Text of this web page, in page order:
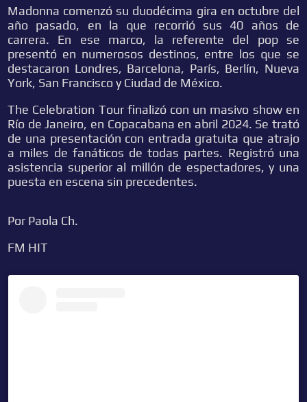
Madonna comenzó su duodécima gira en octubre del
año pasado, en la que recorrió sus 40 años de
carrera. En ese marco, la referente del pop se
presentó en numerosos destinos, entre los que se
destacaron Londres, Barcelona, París, Berlín, Nueva
York, San Francisco y Ciudad de México.
The Celebration Tour finalizó con un masivo show en
Río de Janeiro, en Copacabana en abril 2024. Se trató
de una presentación con entrada gratuita que atrajo
a miles de fanáticos de todas partes. Registró una
asistencia superior al millón de espectadores, y una
puesta en escena sin precedentes.
Por Paola Ch.
FM HIT